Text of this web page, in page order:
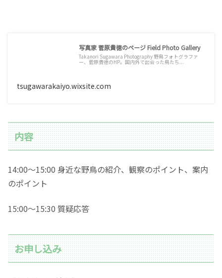
写真家 菅原貴徳のページ Field Photo Gallery
Takanori Sugawara Photography 野鳥フォトグラファ
ー、菅原貴徳のHP。国内外で出会った鳥たち...
tsugawarakaiyo.wixsite.com
内容
14:00〜15:00 身近な野鳥の紹介、観察のポイント、案内
のポイント
15:00〜15:30 質疑応答
お申し込み